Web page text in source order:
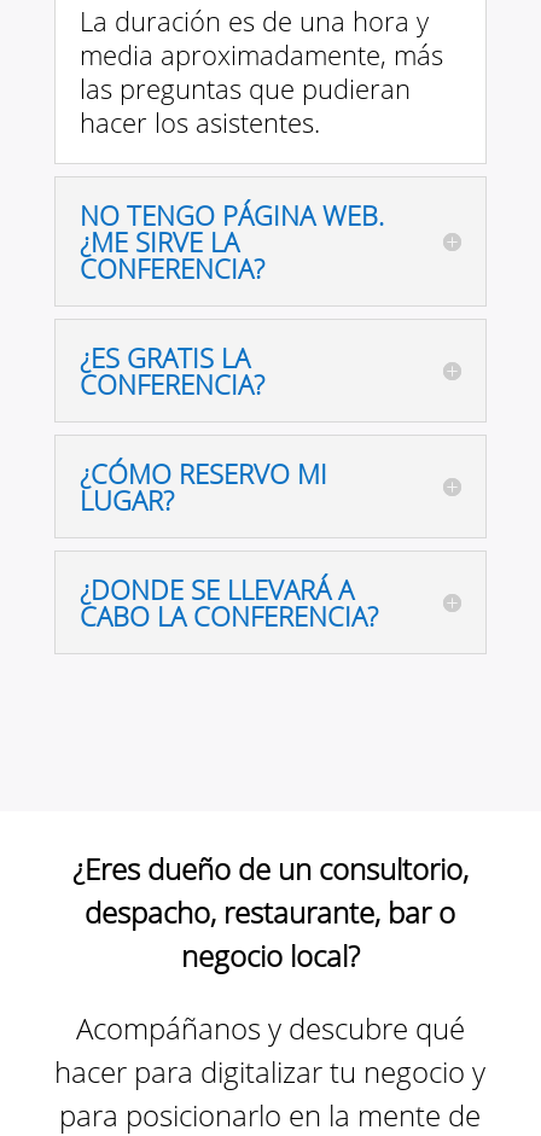
La duración es de una hora y
media aproximadamente, más
las preguntas que pudieran
hacer los asistentes.
NO TENGO PÁGINA WEB.
¿ME SIRVE LA
CONFERENCIA?
¿ES GRATIS LA
CONFERENCIA?
¿CÓMO RESERVO MI
LUGAR?
¿DONDE SE LLEVARÁ A
CABO LA CONFERENCIA?
¿Eres dueño de un consultorio,
despacho, restaurante, bar o
negocio local?
Acompáñanos y descubre qué
hacer para digitalizar tu negocio y
para posicionarlo en la mente de